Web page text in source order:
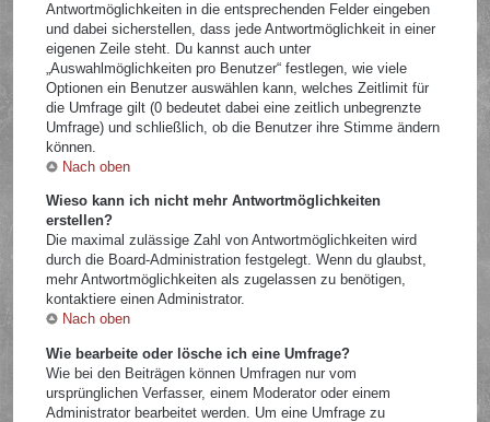
Antwortmöglichkeiten in die entsprechenden Felder eingeben
und dabei sicherstellen, dass jede Antwortmöglichkeit in einer
eigenen Zeile steht. Du kannst auch unter
„Auswahlmöglichkeiten pro Benutzer“ festlegen, wie viele
Optionen ein Benutzer auswählen kann, welches Zeitlimit für
die Umfrage gilt (0 bedeutet dabei eine zeitlich unbegrenzte
Umfrage) und schließlich, ob die Benutzer ihre Stimme ändern
können.
Nach oben
Wieso kann ich nicht mehr Antwortmöglichkeiten
erstellen?
Die maximal zulässige Zahl von Antwortmöglichkeiten wird
durch die Board-Administration festgelegt. Wenn du glaubst,
mehr Antwortmöglichkeiten als zugelassen zu benötigen,
kontaktiere einen Administrator.
Nach oben
Wie bearbeite oder lösche ich eine Umfrage?
Wie bei den Beiträgen können Umfragen nur vom
ursprünglichen Verfasser, einem Moderator oder einem
Administrator bearbeitet werden. Um eine Umfrage zu